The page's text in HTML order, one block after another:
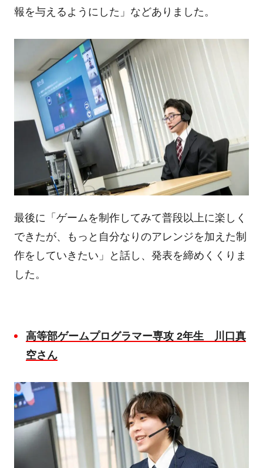
報を与えるようにした」などありました。
最後に「ゲームを制作してみて普段以上に楽しく
できたが、もっと自分なりのアレンジを加えた制
作をしていきたい」と話し、発表を締めくくりま
した。
高等部ゲームプログラマー専攻 2年生 川口真
空さん